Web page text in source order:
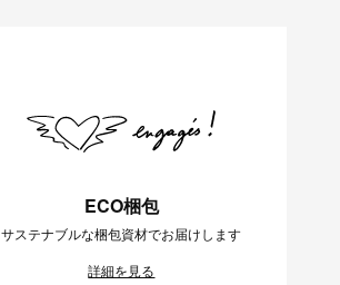
ECO梱包
サステナブルな梱包資材でお届けします
詳細を見る